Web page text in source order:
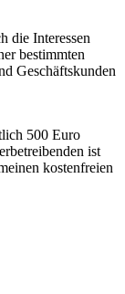
die Interessen
bestimmten
Geschäftskunden
500 Euro
ist
kostenfreien